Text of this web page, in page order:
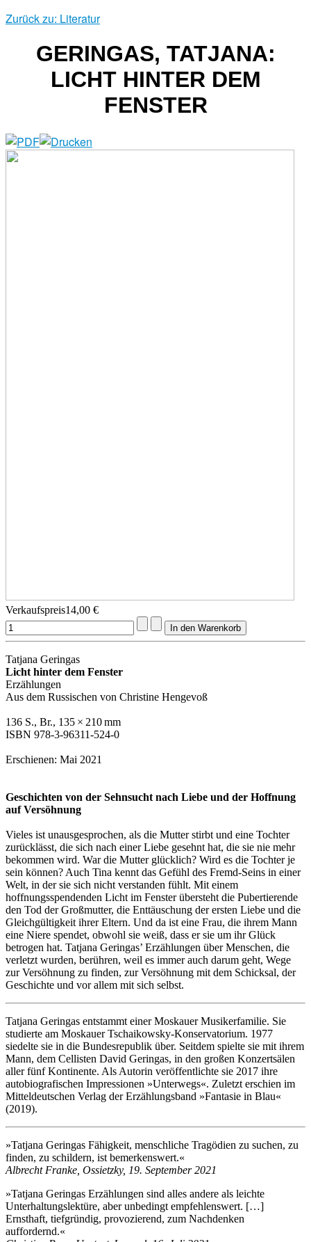
Zurück zu: Literatur
GERINGAS, TATJANA:
LICHT HINTER DEM
FENSTER
Verkaufspreis14,00 €
Tatjana Geringas
Licht hinter dem Fenster
Erzählungen
Aus dem Russischen von Christine Hengevoß
136 S., Br., 135 × 210 mm
ISBN 978-3-96311-524-0
Erschienen: Mai 2021
Geschichten von der Sehnsucht nach Liebe und der Hoffnung
auf Versöhnung
Vieles ist unausgesprochen, als die Mutter stirbt und eine Tochter
zurücklässt, die sich nach einer Liebe gesehnt hat, die sie nie mehr
bekommen wird. War die Mutter glücklich? Wird es die Tochter je
sein können? Auch Tina kennt das Gefühl des Fremd-Seins in einer
Welt, in der sie sich nicht verstanden fühlt. Mit einem
hoffnungsspendenden Licht im Fenster übersteht die Pubertierende
den Tod der Großmutter, die Enttäuschung der ersten Liebe und die
Gleichgültigkeit ihrer Eltern. Und da ist eine Frau, die ihrem Mann
eine Niere spendet, obwohl sie weiß, dass er sie um ihr Glück
betrogen hat. Tatjana Geringas’ Erzählungen über Menschen, die
verletzt wurden, berühren, weil es immer auch darum geht, Wege
zur Versöhnung zu finden, zur Versöhnung mit dem Schicksal, der
Geschichte und vor allem mit sich selbst.
Tatjana Geringas entstammt einer Moskauer Musikerfamilie. Sie
studierte am Moskauer Tschaikowsky-Konservatorium. 1977
siedelte sie in die Bundesrepublik über. Seitdem spielte sie mit ihrem
Mann, dem Cellisten David Geringas, in den großen Konzertsälen
aller fünf Kontinente. Als Autorin veröffentlichte sie 2017 ihre
autobiografischen Impressionen »Unterwegs«. Zuletzt erschien im
Mitteldeutschen Verlag der Erzählungsband »Fantasie in Blau«
(2019).
»Tatjana Geringas Fähigkeit, menschliche Tragödien zu suchen, zu
finden, zu schildern, ist bemerkenswert.«
Albrecht Franke, Ossietzky, 19. September 2021
»Tatjana Geringas Erzählungen sind alles andere als leichte
Unterhaltungslektüre, aber unbedingt empfehlenswert. […]
Ernsthaft, tiefgründig, provozierend, zum Nachdenken
auffordernd.«